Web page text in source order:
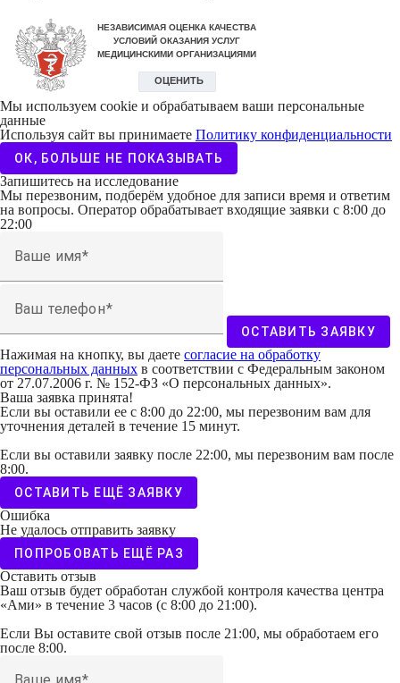
Мы используем cookie и обрабатываем ваши персональные
данные
Используя сайт вы принимаете Политику конфиденциальности
ОК, БОЛЬШЕ НЕ ПОКАЗЫВАТЬ
Запишитесь на исследование
Мы перезвоним, подберём удобное для записи время и ответим
на вопросы. Оператор обрабатывает входящие заявки с 8:00 до
22:00
Ваше имя
Ваш телефон
ОСТАВИТЬ ЗАЯВКУ
Нажимая на кнопку, вы даете согласие на обработку
персональных данных в соответствии с Федеральным законом
от 27.07.2006 г. № 152-ФЗ «О персональных данных».
Ваша заявка принята!
Если вы оставили ее с 8:00 до 22:00, мы перезвоним вам для
уточнения деталей в течение 15 минут.
Если вы оставили заявку после 22:00, мы перезвоним вам после
8:00.
ОСТАВИТЬ ЕЩЁ ЗАЯВКУ
Ошибка
Не удалось отправить заявку
ПОПРОБОВАТЬ ЕЩЁ РАЗ
Оставить отзыв
Ваш отзыв будет обработан службой контроля качества центра
«Ами» в течение 3 часов (с 8:00 до 21:00).
Если Вы оставите свой отзыв после 21:00, мы обработаем его
после 8:00.
Ваше имя